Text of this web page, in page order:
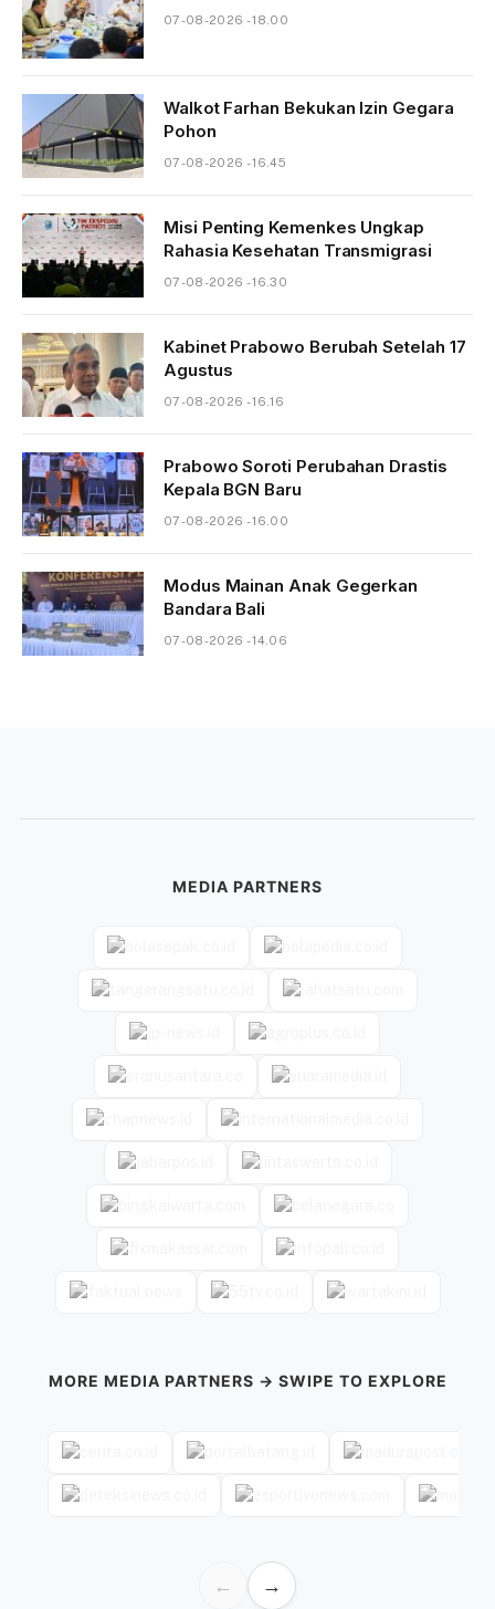
07-08-2026 - 18.00
Walkot Farhan Bekukan Izin Gegara
Pohon
07-08-2026 - 16.45
Misi Penting Kemenkes Ungkap
Rahasia Kesehatan Transmigrasi
07-08-2026 - 16.30
Kabinet Prabowo Berubah Setelah 17
Agustus
07-08-2026 - 16.16
Prabowo Soroti Perubahan Drastis
Kepala BGN Baru
07-08-2026 - 16.00
Modus Mainan Anak Gegerkan
Bandara Bali
07-08-2026 - 14.06
MEDIA PARTNERS
MORE MEDIA PARTNERS → SWIPE TO EXPLORE
← →